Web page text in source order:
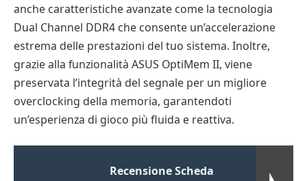
anche caratteristiche avanzate come la tecnologia
Dual Channel DDR4 che consente un’accelerazione
estrema delle prestazioni del tuo sistema. Inoltre,
grazie alla funzionalità ASUS OptiMem II, viene
preservata l’integrità del segnale per un migliore
overclocking della memoria, garantendoti
un’esperienza di gioco più fluida e reattiva.
Recensione Scheda